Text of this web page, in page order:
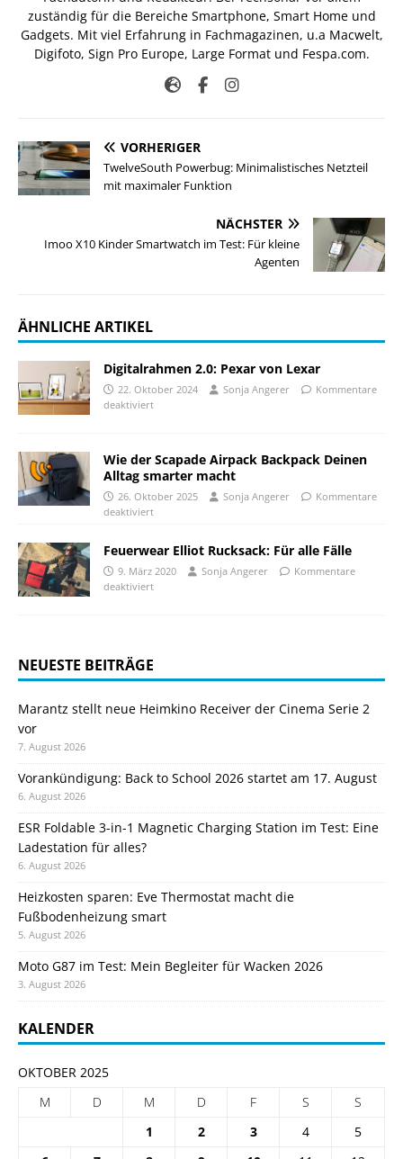
zuständig für die Bereiche Smartphone, Smart Home und
Gadgets. Mit viel Erfahrung in Fachmagazinen, u.a Macwelt,
Digifoto, Sign Pro Europe, Large Format und Fespa.com.
VORHERIGER
TwelveSouth Powerbug: Minimalistisches Netzteil
mit maximaler Funktion
NÄCHSTER
Imoo X10 Kinder Smartwatch im Test: Für kleine
Agenten
ÄHNLICHE ARTIKEL
Digitalrahmen 2.0: Pexar von Lexar
22. Oktober 2024 Sonja Angerer
Kommentare
deaktiviert
Wie der Scapade Airpack Backpack Deinen
Alltag smarter macht
26. Oktober 2025 Sonja Angerer
Kommentare
deaktiviert
Feuerwear Elliot Rucksack: Für alle Fälle
9. März 2020 Sonja Angerer
Kommentare
deaktiviert
NEUESTE BEITRÄGE
Marantz stellt neue Heimkino Receiver der Cinema Serie 2
vor
7. August 2026
Vorankündigung: Back to School 2026 startet am 17. August
6. August 2026
ESR Foldable 3-in-1 Magnetic Charging Station im Test: Eine
Ladestation für alles?
6. August 2026
Heizkosten sparen: Eve Thermostat macht die
Fußbodenheizung smart
5. August 2026
Moto G87 im Test: Mein Begleiter für Wacken 2026
3. August 2026
KALENDER
OKTOBER 2025
M
D M D F S
S
1
2 3 4
5